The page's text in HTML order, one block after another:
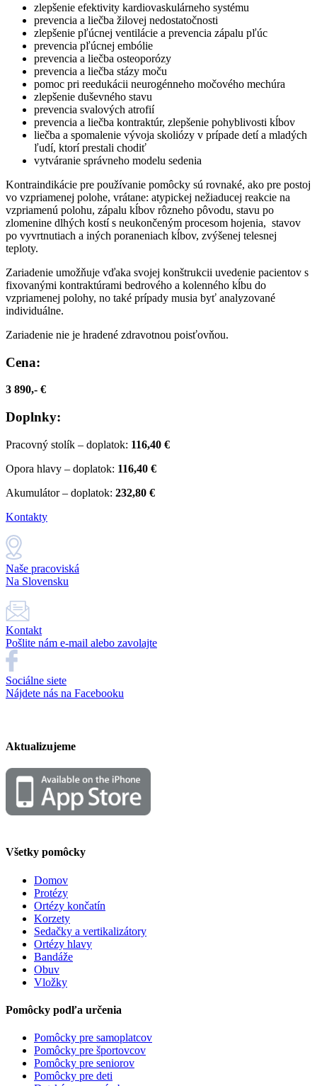
zlepšenie efektivity kardiovaskulárneho systému
prevencia a liečba žilovej nedostatočnosti
zlepšenie pľúcnej ventilácie a prevencia zápalu pľúc
prevencia pľúcnej embólie
prevencia a liečba osteoporózy
prevencia a liečba stázy moču
pomoc pri reedukácii neurogénneho močového mechúra
zlepšenie duševného stavu
prevencia svalových atrofií
prevencia a liečba kontraktúr, zlepšenie pohyblivosti kĺbov
liečba a spomalenie vývoja skoliózy v prípade detí a mladých
ľudí, ktorí prestali chodiť
vytváranie správneho modelu sedenia
Kontraindikácie pre používanie pomôcky sú rovnaké, ako pre postoj
vo vzpriamenej polohe, vrátane: atypickej nežiaducej reakcie na
vzpriamenú polohu, zápalu kĺbov rôzneho pôvodu, stavu po
zlomenine dlhých kostí s neukončeným procesom hojenia, stavov
po vyvrtnutiach a iných poraneniach kĺbov, zvýšenej telesnej
teploty.
Zariadenie umožňuje vďaka svojej konštrukcii uvedenie pacientov s
fixovanými kontraktúrami bedrového a kolenného kĺbu do
vzpriamenej polohy, no také prípady musia byť analyzované
individuálne.
Zariadenie nie je hradené zdravotnou poisťovňou.
Cena:
3 890,- €
Doplnky:
Pracovný stolík – doplatok: 116,40 €
Opora hlavy – doplatok: 116,40 €
Akumulátor – doplatok: 232,80 €
Kontakty
Naše pracoviská
Na Slovensku
Kontakt
Pošlite nám e-mail alebo zavolajte
Sociálne siete
Nájdete nás na Facebooku
Aktualizujeme
Všetky pomôcky
Domov
Protézy
Ortézy končatín
Korzety
Sedačky a vertikalizátory
Ortézy hlavy
Bandáže
Obuv
Vložky
Pomôcky podľa určenia
Pomôcky pre samoplatcov
Pomôcky pre športovcov
Pomôcky pre seniorov
Pomôcky pre deti